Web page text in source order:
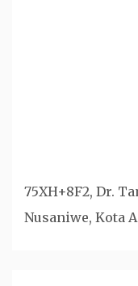
75XH+8F2, Dr.
Nusaniwe, Kota